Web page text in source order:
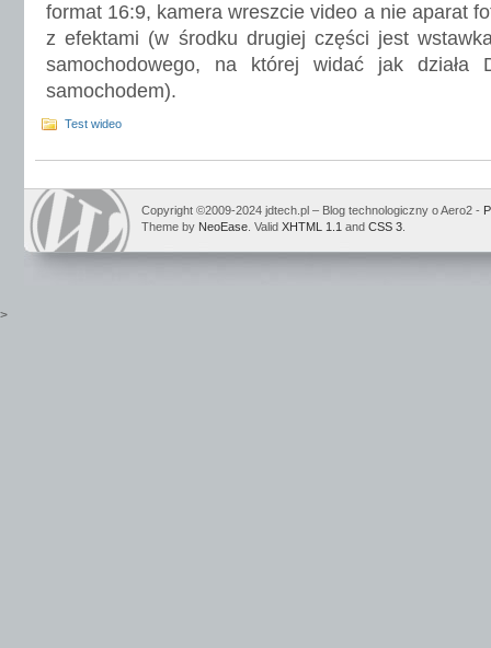
format 16:9, kamera wreszcie video a nie aparat
z efektami (w środku drugiej części jest
samochodowego, na której widać jak działa
samochodem).
Test wideo
Copyright ©2009-2024 jdtech.pl – Blog technologiczny o Aero2 -
Theme by NeoEase . Valid XHTML 1.1 and CSS 3
>